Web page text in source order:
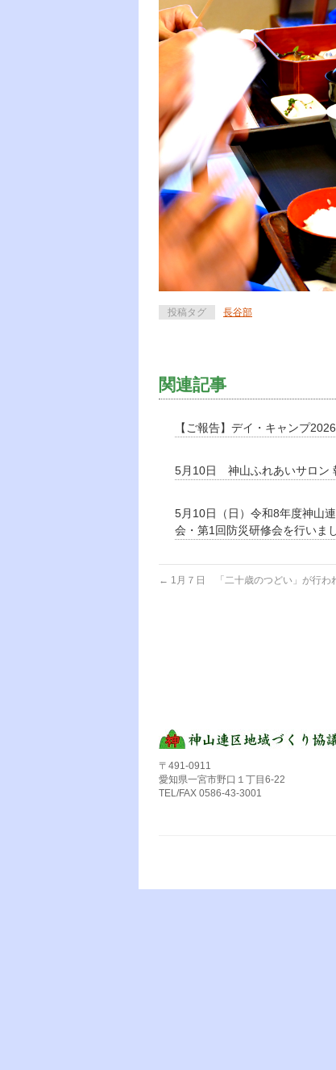
投稿タグ 長谷部
関連記事
【ご報告】デイ・キャンプ
5月10日 神山ふれあいサロン
5月10日（日）令和8年度神山
会・第1回防災研修会を行いまし
← 1月７日 「二十歳のつどい」が行わ
〒491-0911
愛知県一宮市野口１丁目6-22
TEL/FAX 0586-43-3001